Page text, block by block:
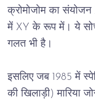
क्रोमोजोम का संयोजन
में XY के रूप में। ये
गलत भी है।
इसलिए जब 1985 में
की खिलाड़ी) मारिया